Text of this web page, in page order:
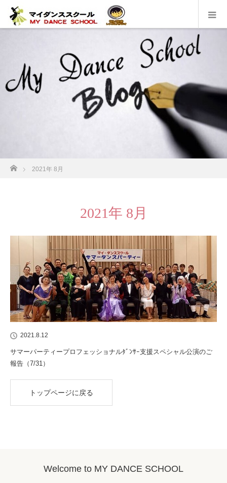
ホーム
2021年 8月
2021年 8月
2021.8.12
サマーパーティープロフェッショナルﾀﾞﾝｻｰ支援スペシャル公演のご
報告（7/31）
トップページに戻る
Welcome to MY DANCE SCHOOL